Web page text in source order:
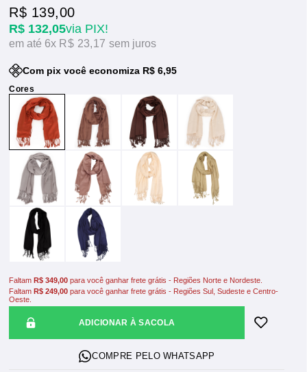
R$ 132,05via PIX!
R$ 139,00
6x R$ 23,17sem juros
Com pix você economiza R$ 6,95
ADICIONAR À SACOLA
FaltamR$ 349,00 para você ganhar frete grátis - Regiões Norte e Nordeste.
FaltamR$ 249,00 para você ganhar frete grátis - Regiões Sul, Sudeste e Centro-
Oeste.